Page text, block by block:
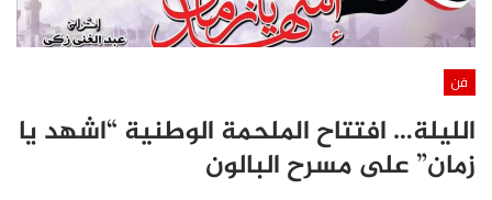
فن
الليلة… افتتاح الملحمة الوطنية “اشهد يا
زمان” على مسرح البالون